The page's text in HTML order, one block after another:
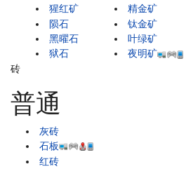
猩红矿
陨石
黑曜石
狱石
精金矿
钛金矿
叶绿矿
夜明矿
砖
普通
灰砖
石板
红砖